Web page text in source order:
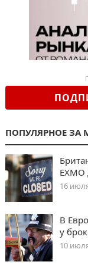
ПОПУЛЯРНОЕ ЗА
16
В
у
10